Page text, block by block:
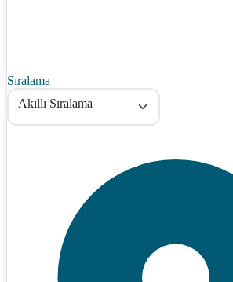
Sıralama
Akıllı Sıralama